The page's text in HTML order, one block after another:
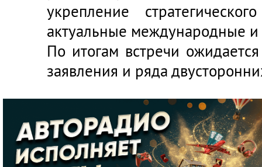
укрепление
актуальные международные
По итогам встречи
заявления и ряда